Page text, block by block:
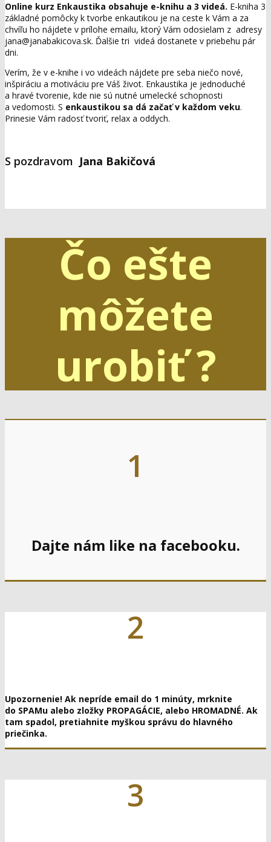
Online kurz Enkaustika obsahuje e-knihu a 3 videá. E-kniha 3
základné pomôcky k tvorbe enkautikou je na ceste k Vám a za
chvíľu ho nájdete v prílohe emailu, ktorý Vám odosielam z adresy
jana@janabakicova.sk. Ďalšie tri videá dostanete v priebehu pár
dni.
Verím, že v e-knihe i vo videách nájdete pre seba niečo nové,
inšpiráciu a motiváciu pre Váš život. Enkaustika je jednoduché
a hravé tvorenie, kde nie sú nutné umelecké schopnosti
a vedomosti. S enkaustikou sa dá začať v každom veku.
Prinesie Vám radosť tvoriť, relax a oddych.
S pozdravom Jana Bakičová
Čo ešte
môžete
urobiť ?
1
Dajte nám like na facebooku.
2
Upozornenie! Ak nepríde email do 1 minúty, mrknite
do SPAMu alebo zložky PROPAGÁCIE, alebo HROMADNÉ. Ak
tam spadol, pretiahnite myškou správu do hlavného
priečinka.
3